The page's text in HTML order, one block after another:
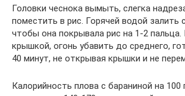
Головки чеснока вымыть, слегка
поместить в рис. Горячей водой залить
чтобы она покрывала рис на 1-2
крышкой, огонь убавить до среднего,
40 минут, не открывая крышки и не
Калорийность плова с бараниной на 100